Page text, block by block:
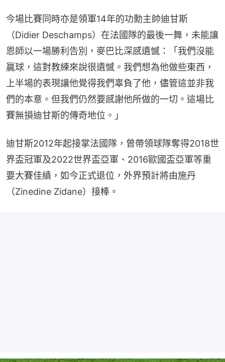
今場比賽同時亦是領軍14年的功勳主帥迪甘斯
（Didier Deschamps）在法國隊的最後一舞，未能讓
恩師以一場勝利告別，麥巴比深感遺憾：「我們沒能
贏球，這對教練來說很遺憾。我們想為他做些東西，
上半場的表現讓他覺得我們辜負了他，儘管這並非我
們的本意。但我們仍然要感謝他所做的一切。這場比
賽無損迪甘斯的傳奇地位。」
迪甘斯2012年起接掌法國隊，曾帶領球隊奪得2018世
界盃冠軍及2022世界盃亞軍、2016歐國盃亞軍等重
要大賽佳績，如今正式退位，外界預計將由施丹
（Zinedine Zidane）接棒。